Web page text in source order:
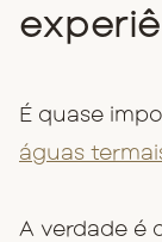
É quase
águas
A verdade é